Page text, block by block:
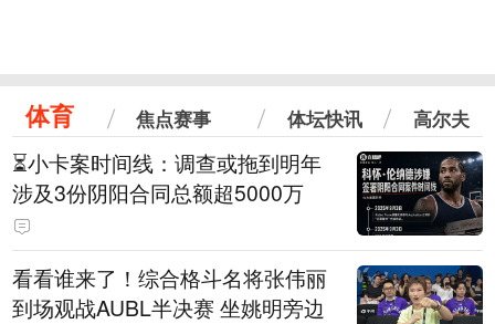
体育 焦点赛事 体坛快讯 高尔夫
⏳️小卡案时间线：调查或拖到明年
涉及3份阴阳合同总额超5000万
看看谁来了！综合格斗名将张伟丽
到场观战AUBL半决赛 坐姚明旁边